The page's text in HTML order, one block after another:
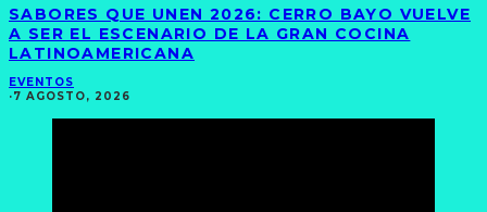
SABORES QUE UNEN 2026: CERRO BAYO VUELVE
A SER EL ESCENARIO DE LA GRAN COCINA
LATINOAMERICANA
EVENTOS
·7 AGOSTO, 2026